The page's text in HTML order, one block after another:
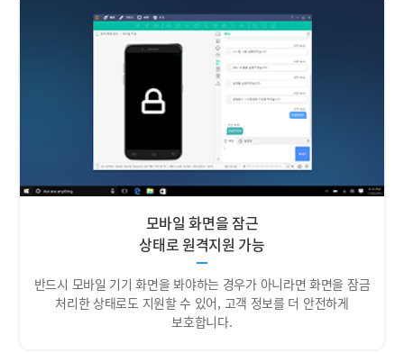
모바일 화면을 잠근
상태로 원격지원 가능
반드시 모바일 기기 화면을 봐야하는 경우가 아니라면 화면을 잠금
처리한 상태로도 지원할 수 있어, 고객 정보를 더 안전하게
보호합니다.